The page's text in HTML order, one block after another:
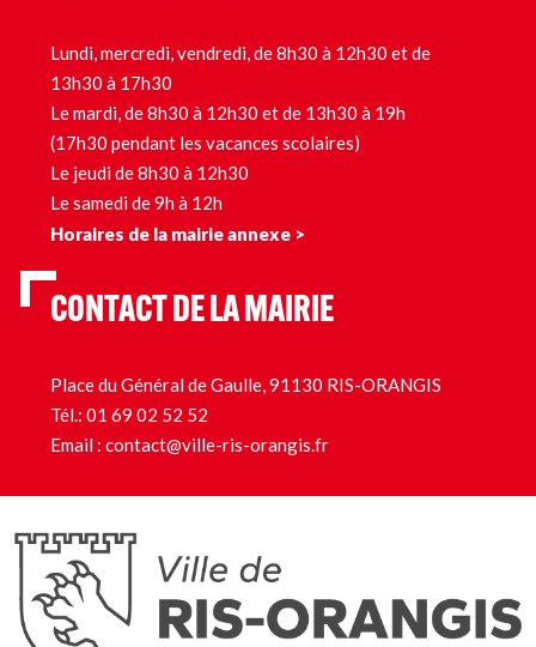
Lundi, mercredi, vendredi, de 8h30 à 12h30 et de
13h30 à 17h30
Le mardi, de 8h30 à 12h30 et de 13h30 à 19h
(17h30 pendant les vacances scolaires)
Le jeudi de 8h30 à 12h30
Le samedi de 9h à 12h
Horaires de la mairie annexe >
CONTACT DE LA MAIRIE
Place du Général de Gaulle, 91130 RIS-ORANGIS
Tél.: 01 69 02 52 52
Email : contact@ville-ris-orangis.fr